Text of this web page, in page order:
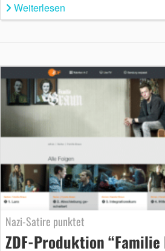
Weiterlesen
Nazi-Satire punktet
ZDF-Produktion